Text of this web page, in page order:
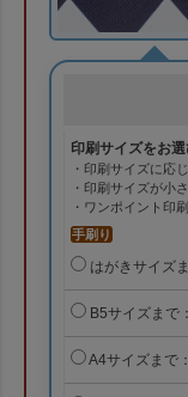
印刷サイズをお
・印刷サイズに応
・印刷サイズが小
・ワンポイント印
手刷り
はがきサイズ
B5サイズまで
A4サイズまで